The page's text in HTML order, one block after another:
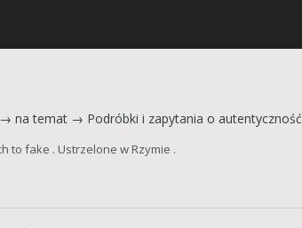
na temat → Podróbki i zapytania o autentyczność
to fake . Ustrzelone w Rzymie .